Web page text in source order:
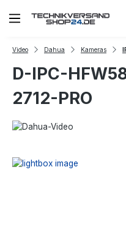
Zum Hauptinhalt springen
Video Dahua Kameras
D-IPC-
2712-PRO